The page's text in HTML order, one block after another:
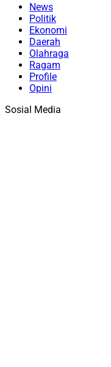
News
Politik
Ekonomi
Daerah
Olahraga
Ragam
Profile
Opini
Sosial Media